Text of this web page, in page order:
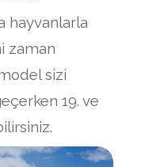
hayvanlarla
zaman
sizi
19. ve